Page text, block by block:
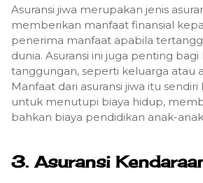
Asuransi jiwa merupakan jenis
memberikan manfaat finansial
penerima manfaat apabila
dunia. Asuransi ini juga penting
tanggungan, seperti keluarga atau
Manfaat dari asuransi jiwa itu
untuk menutupi biaya hidup,
bahkan biaya pendidikan anak-
3. Asuransi